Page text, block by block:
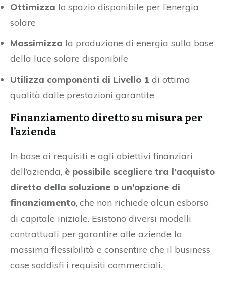
Ottimizza lo spazio disponibile per l’energia
solare
Massimizza la produzione di energia sulla base
della luce solare disponibile
Utilizza componenti di Livello 1 di ottima
qualità dalle prestazioni garantite
Finanziamento diretto su misura per
l’azienda
In base ai requisiti e agli obiettivi finanziari
dell’azienda, è possibile scegliere tra l’acquisto
diretto della soluzione o un’opzione di
finanziamento, che non richiede alcun esborso
di capitale iniziale. Esistono diversi modelli
contrattuali per garantire alle aziende la
massima flessibilità e consentire che il business
case soddisfi i requisiti commerciali.